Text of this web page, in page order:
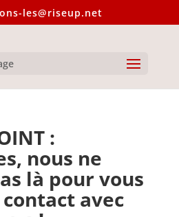
les@riseup.net
:
nous ne
là pour vous
avec